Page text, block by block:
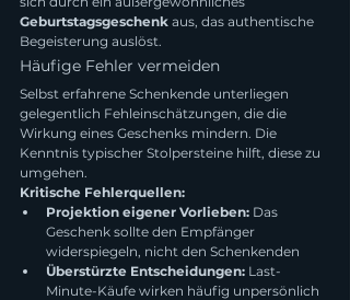
Geburtstagsgeschenk aus, das authentische
Begeisterung auslöst.
Häufige Fehler vermeiden
Selbst erfahrene Schenkende unterliegen
gelegentlich Fehleinschätzungen, die die
Wirkung eines Geschenks mindern. Die
Kenntnis typischer Stolpersteine hilft, diese zu
umgehen.
Kritische Fehlerquellen:
Projektion eigener Vorlieben: Das
Geschenk sollte den Empfänger
widerspiegeln, nicht den Schenkenden
Überstürzte Entscheidungen: Last-
Minute-Käufe wirken häufig unpersönlich